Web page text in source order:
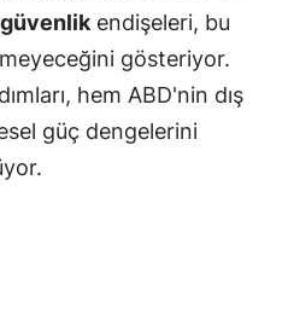
güvenlik endişeleri, bu
gösteriyor.
hem ABD'nin dış
güç dengelerini